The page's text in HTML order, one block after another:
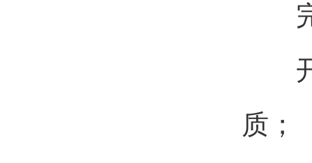
完
开
质；